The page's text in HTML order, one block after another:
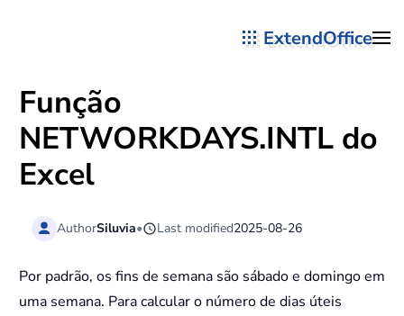
ExtendOffice
Função
NETWORKDAYS.INTL do
Excel
AuthorSiluvia• Last modified2025-08-26
Por padrão, os fins de semana são sábado e domingo em
uma semana. Para calcular o número de dias úteis